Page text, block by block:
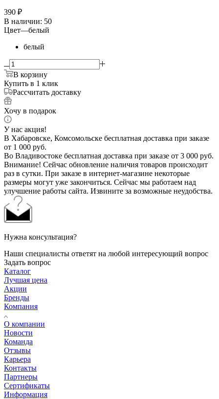
390 ₽
В наличии: 50
Цвет—белый
белый
В корзину
Купить в 1 клик
Рассчитать доставку
Хочу в подарок
У нас акция!
В Хабаровске, Комсомольске бесплатная доставка при заказе
от 1 000 руб.
Во Владивостоке бесплатная доставка при заказе от 3 000 руб.
Внимание! Сейчас обновление наличия товаров происходит
раз в сутки. При заказе в интернет-магазине некоторые
размеры могут уже закончиться. Сейчас мы работаем над
улучшение работы сайта. Извините за возможные неудобства.
Нужна консультация?
Наши специалисты ответят на любой интересующий вопрос
Задать вопрос
Каталог
Лучшая цена
Акции
Бренды
Компания
О компании
Новости
Команда
Отзывы
Карьера
Контакты
Партнеры
Сертификаты
Информация